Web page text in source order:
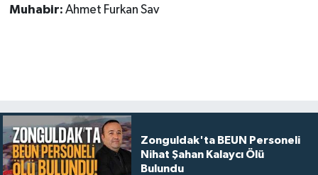
Muhabir: Ahmet Furkan Sav
Zonguldak'ta BEUN Personeli
Nihat Şahan Kalaycı Ölü
Bulundu